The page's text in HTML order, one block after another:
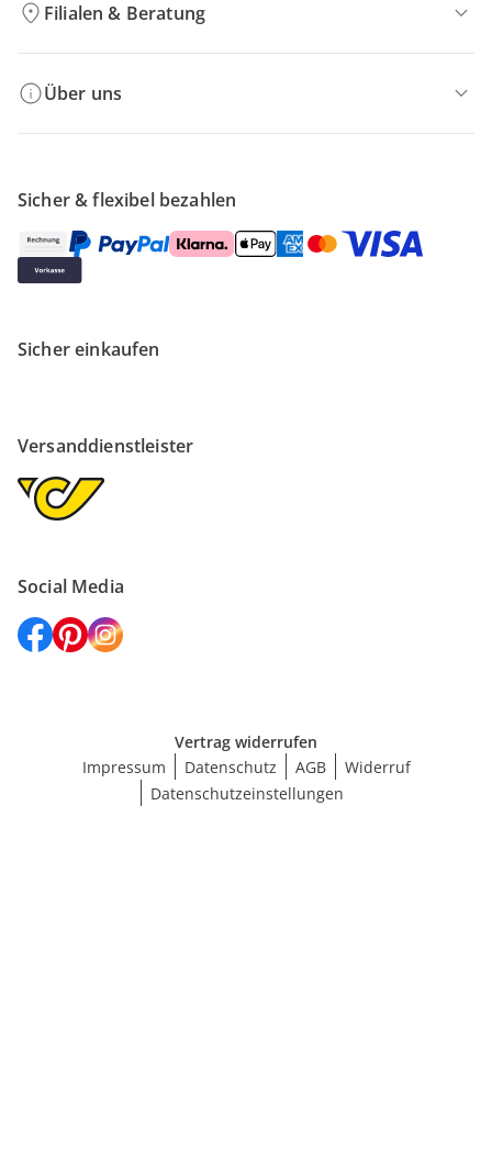
Filialen & Beratung
Über uns
Sicher & flexibel bezahlen
Sicher einkaufen
Versanddienstleister
Social Media
Vertrag widerrufen
Impressum
Datenschutz AGB
Widerruf
Datenschutzeinstellungen